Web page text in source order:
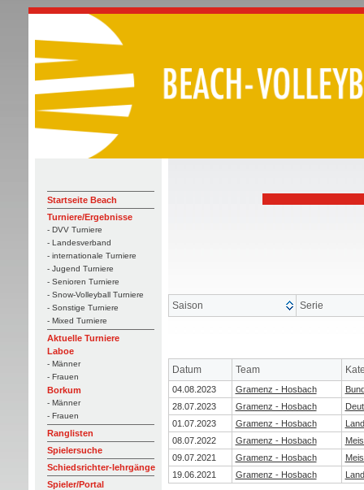
Startseite Beach
Turniere/Ergebnisse
- DVV Turniere
- Landesverband
- internationale Turniere
- Jugend Turniere
- Senioren Turniere
- Snow-Volleyball Turniere
- Sonstige Turniere
- Mixed Turniere
Aktuelle Turniere
Laboe
- Männer
- Frauen
Borkum
- Männer
- Frauen
Ranglisten
Spielersuche
Schiedsrichter-lehrgänge
Spieler/Portal
Saison Serie
Datum Team
04.08.2023 Gramenz - Hosbach
28.07.2023
Gramenz - Hosbach
01.07.2023
Gramenz - Hosbach
08.07.2022
Gramenz - Hosbach
09.07.2021
Gramenz - Hosbach
19.06.2021
Gramenz - Hosbach